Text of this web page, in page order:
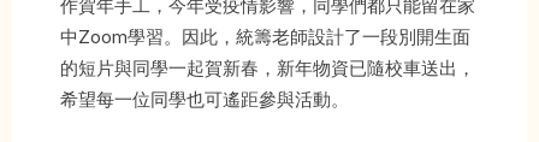
作賀年手工，今年受疫情影響，同學們都只能留在家
中Zoom學習。因此，統籌老師設計了一段別開生面
的短片與同學一起賀新春，新年物資已隨校車送出，
希望每一位同學也可遙距參與活動。